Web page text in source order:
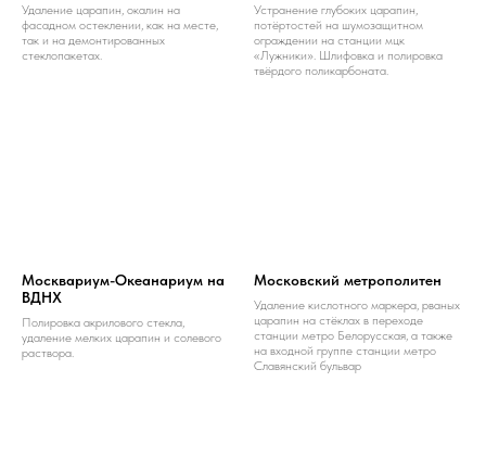
Удаление царапин, окалин на
фасадном остеклении, как на месте,
так и на демонтированных
стеклопакетах.
Устранение глубоких царапин,
потёртостей на шумозащитном
ограждении на станции мцк
«Лужники». Шлифовка и полировка
твёрдого поликарбоната.
Москвариум-Океанариум на
ВДНХ
Полировка акрилового стекла,
удаление мелких царапин и солевого
раствора.
Московский метрополитен
Удаление кислотного маркера, рваных
царапин на стёклах в переходе
станции метро Белорусская, а также
на входной группе станции метро
Славянский бульвар